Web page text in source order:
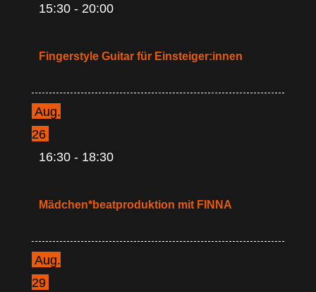
15:30- 20:00
Fingerstyle Guitar für Einsteiger:innen
Aug.
26
16:30- 18:30
Mädchen*beatproduktion mit FINNA
Aug.
29